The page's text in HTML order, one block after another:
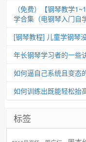
（免费）【钢琴教学
学合集（电钢琴入门自
[钢琴教程] 儿童学钢琴
年长钢琴学习者的一些
如何逼自己系统且变态
如何训练出既能轻松抬
标签